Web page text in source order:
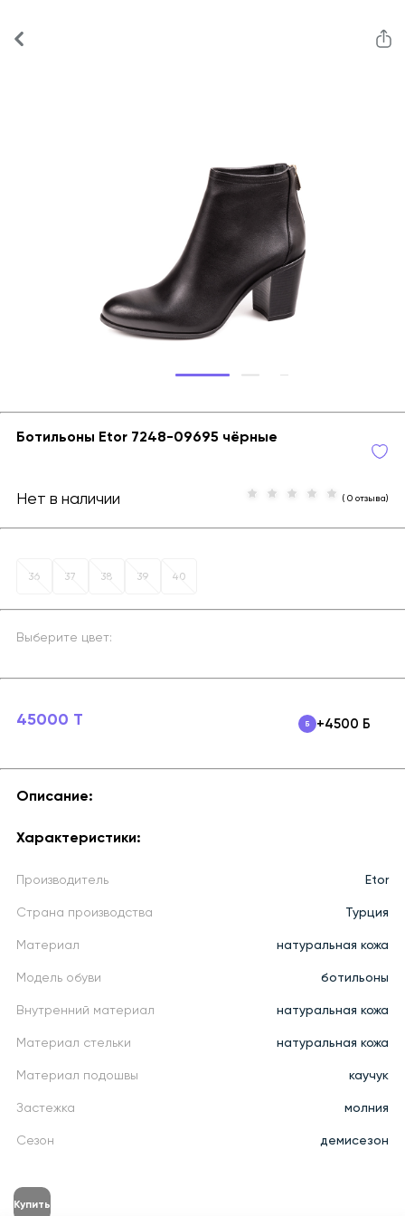
Ботильоны Etor 7248-09695 чёрные
Нет в наличии ( 0 отзыва)
36 37 38 39 40
Выберите цвет:
45000 T +4500 Б
Описание:
Характеристики:
Производитель Etor
Страна производства Турция
Материал натуральная кожа
Модель обуви ботильоны
Внутренний материал натуральная кожа
Материал стельки натуральная кожа
Материал подошвы каучук
Застежка молния
Сезон демисезон
Купить